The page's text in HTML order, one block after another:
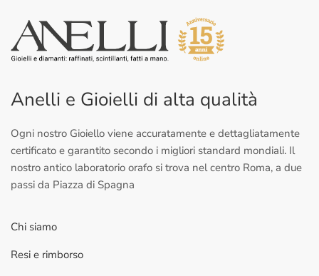
Anelli e Gioielli di alta qualità
Ogni nostro Gioiello viene accuratamente e dettagliatamente
certificato e garantito secondo i migliori standard mondiali. Il
nostro antico laboratorio orafo si trova nel centro Roma, a due
passi da Piazza di Spagna
Chi siamo
Resi e rimborso